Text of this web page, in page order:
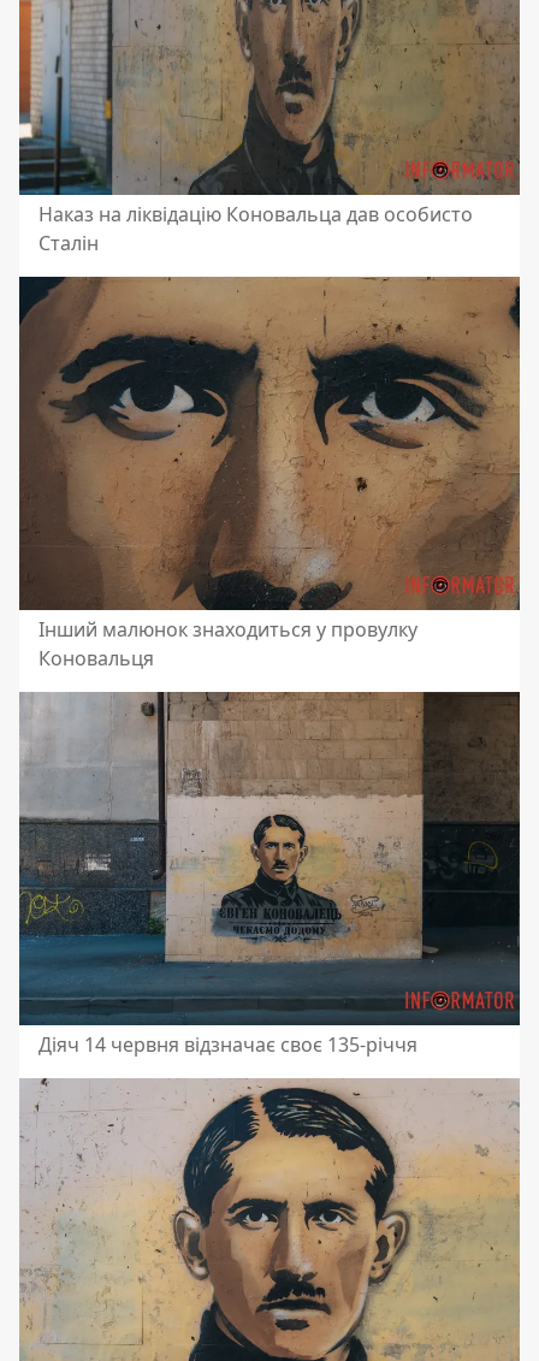
Наказ на ліквідацію Коновальца дав особисто
Сталін
Інший малюнок знаходиться у провулку
Коновальця
Діяч 14 червня відзначає своє 135-річчя